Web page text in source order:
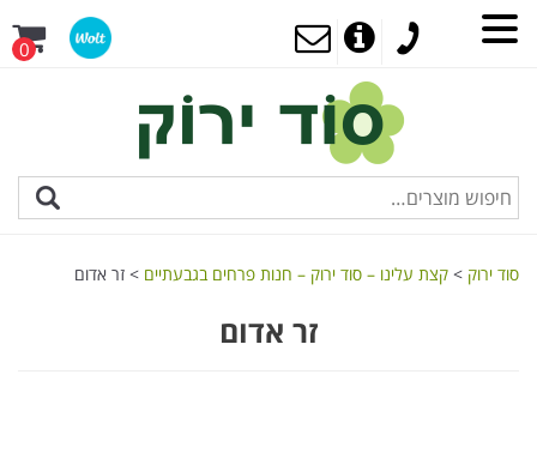
0
סוד ירוק > קצת עלינו – סוד ירוק – חנות פרחים בגבעתיים > זר אדום
זר אדום